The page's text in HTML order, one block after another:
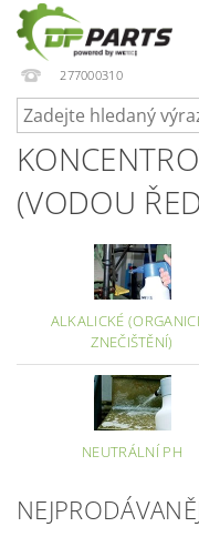
277000310
(VODOU
ALKALICKÉ
ZNEČIŠTĚNÍ)
NEUTRÁLNÍ PH